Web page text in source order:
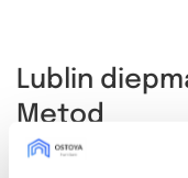
Lublin
Metod